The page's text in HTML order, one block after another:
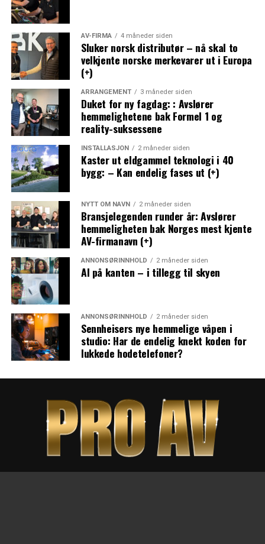
AV-FIRMA 4 måneder siden
Sluker norsk distributør – nå skal to
velkjente norske merkevarer ut i Europa
(+)
ARRANGEMENT 3 måneder siden
Duket for ny fagdag: : Avslører
hemmelighetene bak Formel 1 og
reality-suksessene
INSTALLASJON 2 måneder siden
Kaster ut eldgammel teknologi i 40
bygg: – Kan endelig fases ut (+)
NYTT OM NAVN 2 måneder siden
Bransjelegenden runder år: Avslører
hemmeligheten bak Norges mest kjente
AV-firmanavn (+)
ANNONSØRINNHOLD 2 måneder siden
AI på kanten – i tillegg til skyen
ANNONSØRINNHOLD 2 måneder siden
Sennheisers nye hemmelige våpen i
studio: Har de endelig knekt koden for
lukkede hodetelefoner?